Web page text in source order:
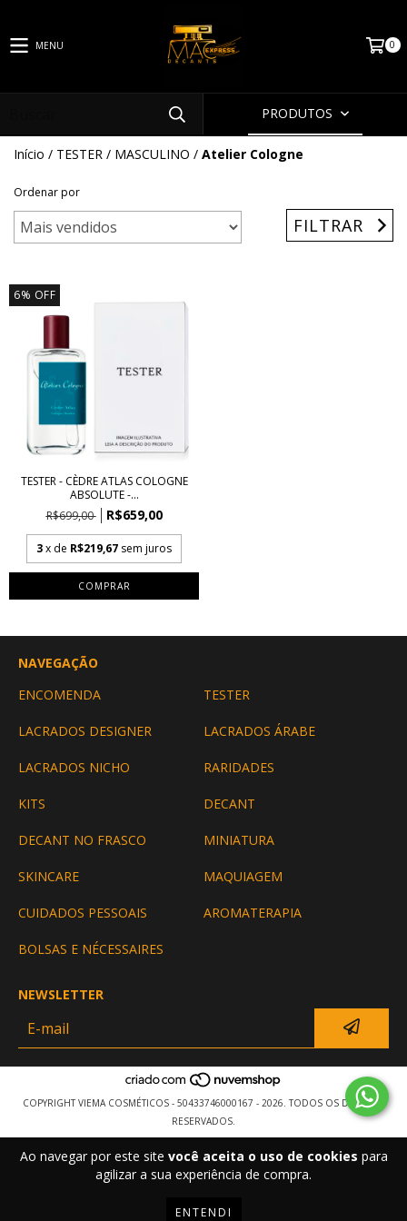
Ao navegar por este site você aceita o uso de cookies para
agilizar a sua experiência de compra.
ENTENDI
MENU 0
PRODUTOS
Início / TESTER / MASCULINO / Atelier Cologne
Ordenar por
FILTRAR
6% OFF
TESTER - CÈDRE ATLAS COLOGNE
ABSOLUTE -...
R$699,00
R$659,00
3x de R$219,67 sem juros
COMPRAR
NAVEGAÇÃO
ENCOMENDA
TESTER
LACRADOS DESIGNER LACRADOS ÁRABE
LACRADOS NICHO RARIDADES
KITS DECANT
DECANT NO FRASCO MINIATURA
SKINCARE MAQUIAGEM
CUIDADOS PESSOAIS AROMATERAPIA
BOLSAS E NÉCESSAIRES
NEWSLETTER
COPYRIGHT VIEMA COSMÉTICOS - 50433746000167 - 2026. TODOS OS DIREITOS
RESERVADOS.